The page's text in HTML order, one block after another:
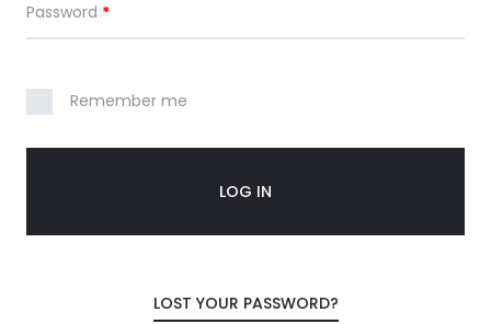
n
t
a
Password *
Remember me
LOG IN
LOST YOUR PASSWORD?